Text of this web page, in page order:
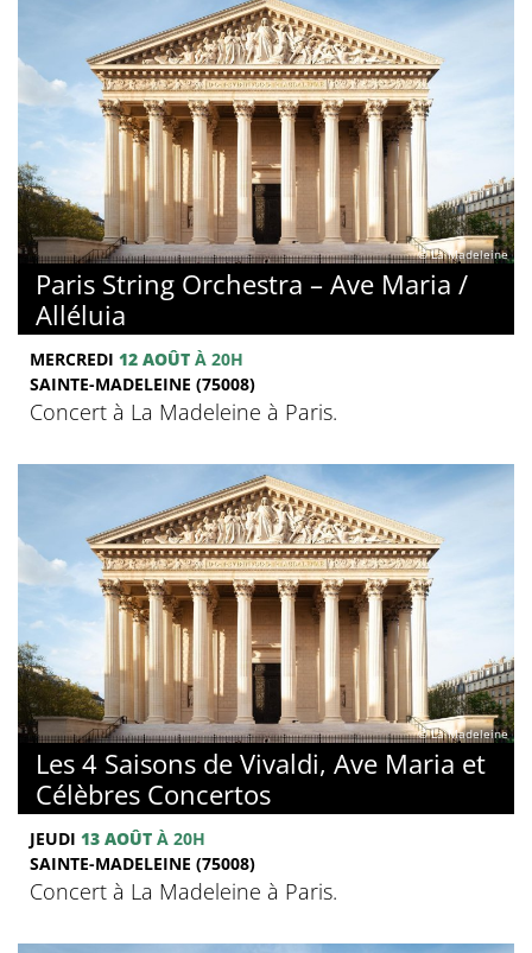
© La Madeleine
Paris String Orchestra – Ave Maria /
Alléluia
MERCREDI 12 AOÛT À 20H
SAINTE-MADELEINE (75008)
Concert à La Madeleine à Paris.
© La Madeleine
Les 4 Saisons de Vivaldi, Ave Maria et
Célèbres Concertos
JEUDI 13 AOÛT À 20H
SAINTE-MADELEINE (75008)
Concert à La Madeleine à Paris.